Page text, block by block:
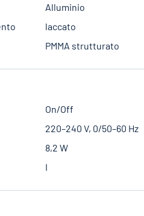
Alluminio
laccato
PMMA strutturato
On/Off
220–240 V, 0/50–60 Hz
8,2 W
I